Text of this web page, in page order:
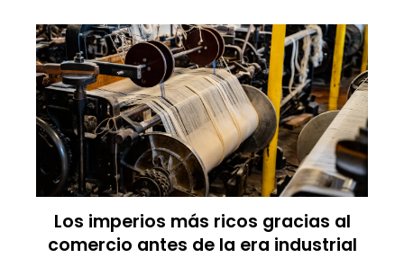
Los imperios más ricos gracias al
comercio antes de la era industrial